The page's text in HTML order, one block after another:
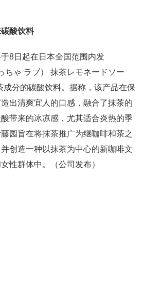
酸饮料
8日起在日本全国范围内发
ちゃ ラブ） 抹茶レモネードソー
成分的碳酸饮料。据称，该产品在保
出清爽宜人的口感，融合了抹茶的
带来的冰凉感，尤其适合炎热的季
园旨在将抹茶推广为继咖啡和茶之
创造一种以抹茶为中心的新咖啡文
性群体中。（公司发布）